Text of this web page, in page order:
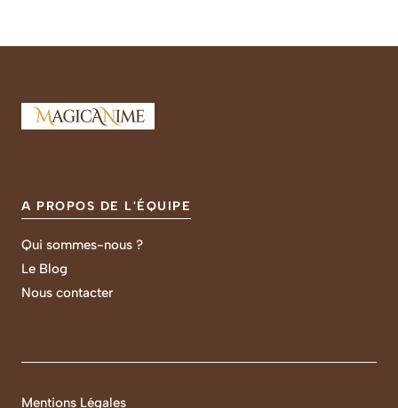
A PROPOS DE L'ÉQUIPE
Qui sommes-nous ?
Le Blog
Nous contacter
Mentions Légales